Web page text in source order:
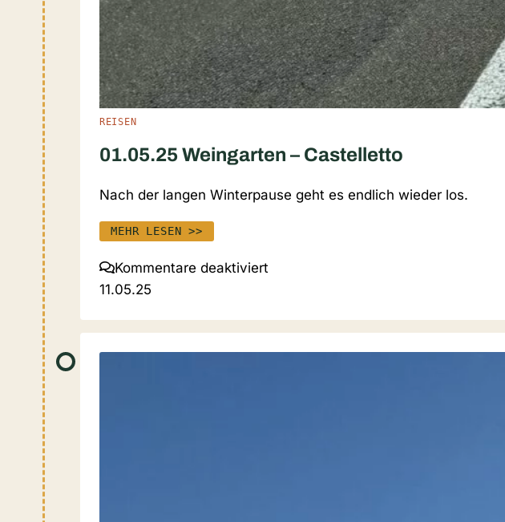
REISEN
01.05.25 Weingarten – Castelletto
Nach der langen Winterpause geht es endlich wieder los.
MEHR LESEN >>
Kommentare deaktiviert
–
Castelletto
11.05.25